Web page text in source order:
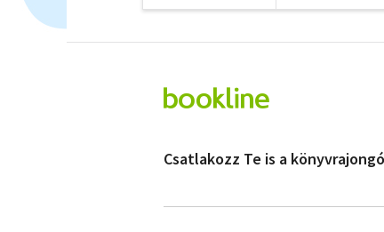
Csatlakozz Te is a